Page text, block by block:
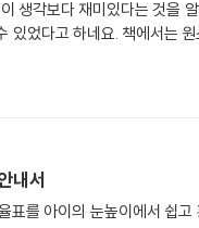
이 생각보다 재미있다는 것
있었다고 하네요. 책에서는
내서
표를 아이의 눈높이에서 쉽